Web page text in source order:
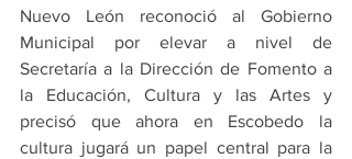
Nuevo León reconoció al Gobierno
Municipal por elevar a nivel de
Secretaría a la Dirección de Fomento a
la Educación, Cultura y las Artes y
precisó que ahora en Escobedo la
cultura jugará un papel central para la